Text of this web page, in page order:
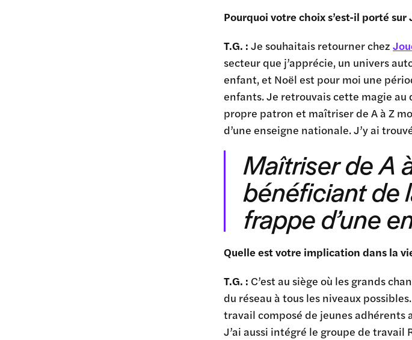
Pourquoi votre choix s’est-il porté sur
T.G. : Je souhaitais retourner chez
secteur que j’apprécie, un univers
enfant, et Noël est pour moi une
enfants. Je retrouvais cette magie
propre patron et maîtriser de A à Z
d’une enseigne nationale. J’y ai
Maîtriser de A
bénéficiant de
frappe d’une
Quelle est votre implication dans la
T.G. : C’est au siège où les grands
du réseau à tous les niveaux
travail composé de jeunes
J’ai aussi intégré le groupe de travail